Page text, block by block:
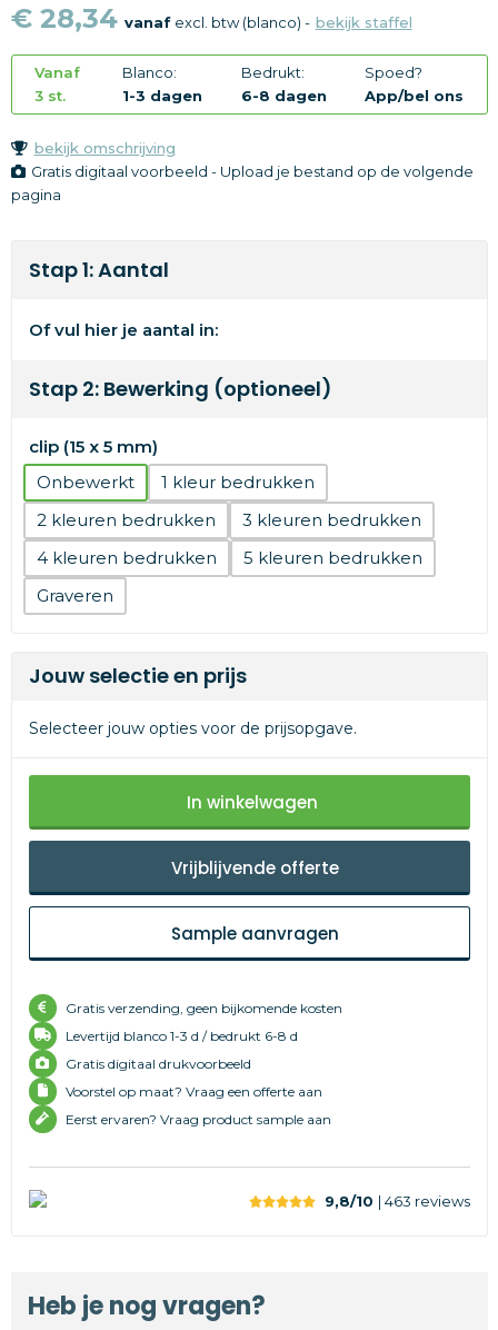
Merken
€ 28,34 vanafexcl. btw (blanco) - bekijk staffel
Vanaf
3 st.
Blanco:
1-3 dagen
Bedrukt:
6-8 dagen
Spoed?
App/bel ons
bekijk omschrijving
Gratis digitaal voorbeeld - Upload je bestand op de volgende
pagina
Stap 1: Aantal
Of vul hier je aantal in:
Stap 2: Bewerking (optioneel)
clip (15 x 5 mm)
Onbewerkt
1
2
3
4
5
Graveren
Jouw selectie en prijs
Selecteer jouw opties voor de prijsopgave.
In winkelwagen
Vrijblijvende offerte
Sample aanvragen
Gratis verzending, geen bijkomende kosten
Levertijd blanco 1-3 d / bedrukt 6-8 d
Gratis digitaal drukvoorbeeld
Voorstel op maat? Vraag een offerte aan
Eerst ervaren? Vraag product sample aan
9,8/10 | 463 reviews
Heb je nog vragen?